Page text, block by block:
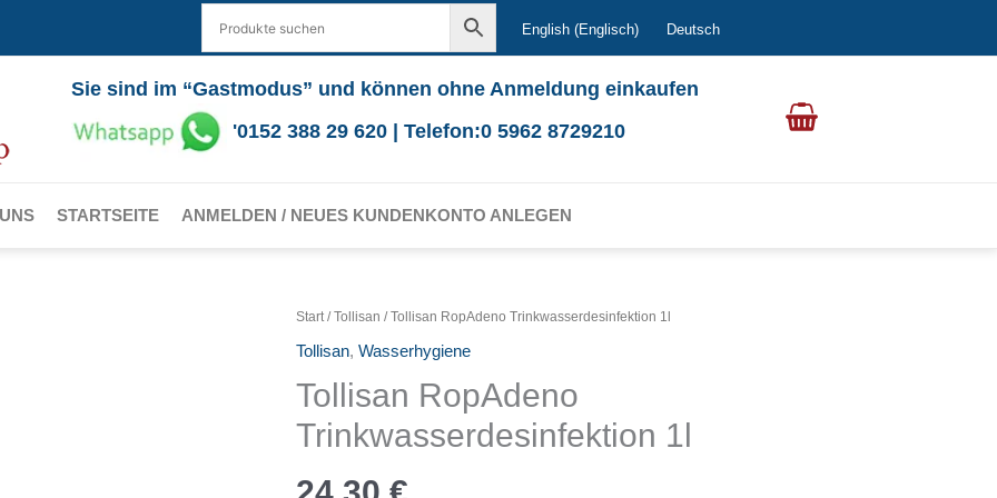
English (Englisch) Deutsch
Sie sind im “Gastmodus” und können ohne Anmeldung einkaufen
'0152 388 29 620 | Telefon:0 5962 8729210
STARTSEITE ANMELDEN / NEUES KUNDENKONTO ANLEGEN
Start/Tollisan / Tollisan RopAdeno Trinkwasserdesinfektion 1l
Tollisan, Wasserhygiene
Tollisan RopAdeno
Trinkwasserdesinfektion 1l